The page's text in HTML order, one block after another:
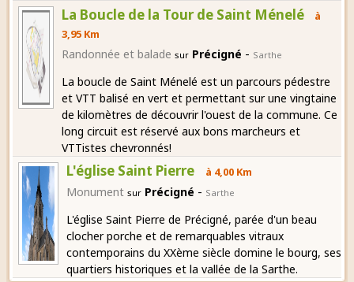
La Boucle de la Tour de Saint Ménelé
à
3,95 Km
Randonnée et balade sur Précigné - Sarthe
La boucle de Saint Ménelé est un parcours pédestre
et VTT balisé en vert et permettant sur une vingtaine
de kilomètres de découvrir l'ouest de la commune. Ce
long circuit est réservé aux bons marcheurs et
VTTistes chevronnés!
L'église Saint Pierre à 4,00 Km
Monument sur Précigné - Sarthe
L'église Saint Pierre de Précigné, parée d'un beau
clocher porche et de remarquables vitraux
contemporains du XXème siècle domine le bourg, ses
quartiers historiques et la vallée de la Sarthe.